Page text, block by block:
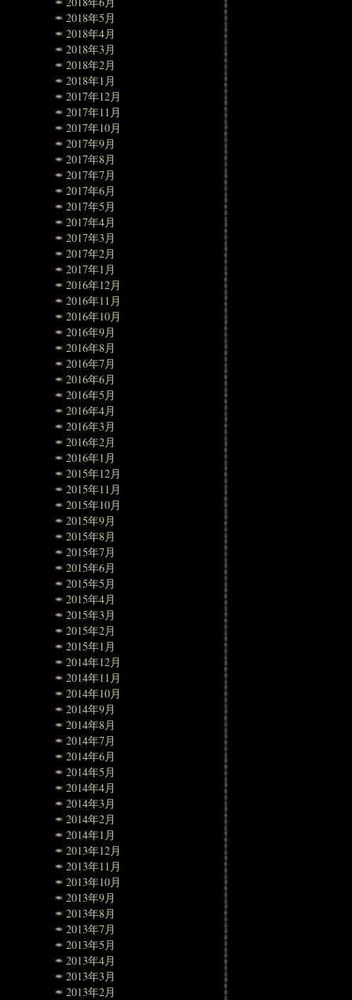
2018年5月
2018年4月
2018年3月
2018年2月
2018年1月
2017年12月
2017年11月
2017年10月
2017年9月
2017年8月
2017年7月
2017年6月
2017年5月
2017年4月
2017年3月
2017年2月
2017年1月
2016年12月
2016年11月
2016年10月
2016年9月
2016年8月
2016年7月
2016年6月
2016年5月
2016年4月
2016年3月
2016年2月
2016年1月
2015年12月
2015年11月
2015年10月
2015年9月
2015年8月
2015年7月
2015年6月
2015年5月
2015年4月
2015年3月
2015年2月
2015年1月
2014年12月
2014年11月
2014年10月
2014年9月
2014年8月
2014年7月
2014年6月
2014年5月
2014年4月
2014年3月
2014年2月
2014年1月
2013年12月
2013年11月
2013年10月
2013年9月
2013年8月
2013年7月
2013年5月
2013年4月
2013年3月
2013年2月